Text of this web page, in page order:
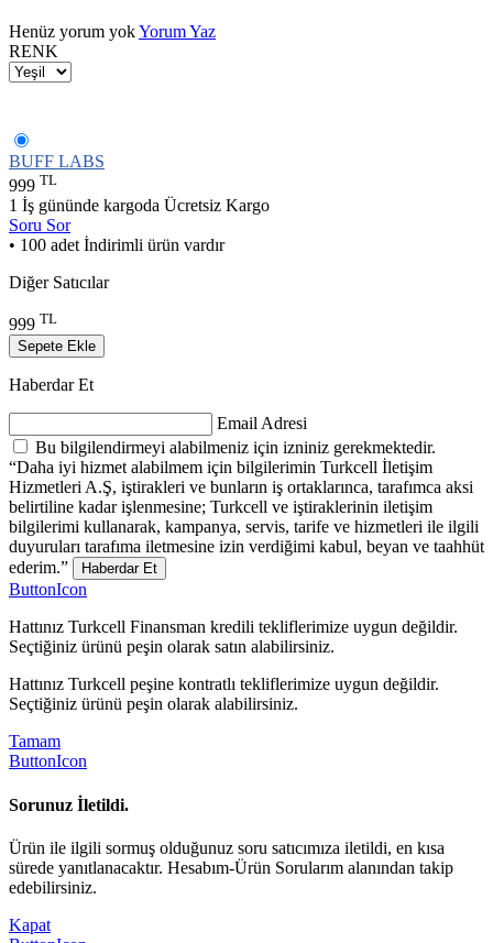
Henüz yorum yokYorum Yaz
RENK
BUFF LABS
999 TL
1 İş gününde kargoda Ücretsiz Kargo
Soru Sor
• 100 adet İndirimli ürün vardır
Diğer Satıcılar
999 TL
Sepete Ekle
Haberdar Et
Email Adresi
Bu bilgilendirmeyi alabilmeniz için izniniz gerekmektedir.
“Daha iyi hizmet alabilmem için bilgilerimin Turkcell İletişim
Hizmetleri A.Ş, iştirakleri ve bunların iş ortaklarınca, tarafımca aksi
belirtiline kadar işlenmesine; Turkcell ve iştiraklerinin iletişim
bilgilerimi kullanarak, kampanya, servis, tarife ve hizmetleri ile ilgili
duyuruları tarafıma iletmesine izin verdiğimi kabul, beyan ve taahhüt
ederim.”
Haberdar Et
ButtonIcon
Hattınız Turkcell Finansman kredili tekliflerimize uygun değildir.
Seçtiğiniz ürünü peşin olarak satın alabilirsiniz.
Hattınız Turkcell peşine kontratlı tekliflerimize uygun değildir.
Seçtiğiniz ürünü peşin olarak alabilirsiniz.
Tamam
ButtonIcon
Sorunuz İletildi.
Ürün ile ilgili sormuş olduğunuz soru satıcımıza iletildi, en kısa
sürede yanıtlanacaktır. Hesabım-Ürün Sorularım alanından takip
edebilirsiniz.
Kapat